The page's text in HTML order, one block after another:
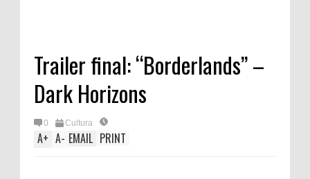
Trailer final: “Borderlands” –
Dark Horizons
0 Cultura
A+ A- EMAIL PRINT